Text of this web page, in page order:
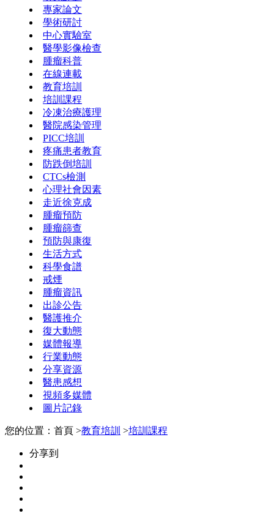
專家論文
學術研討
中心實驗室
醫學影像檢查
腫瘤科普
在線連載
教育培訓
培訓課程
冷凍治療護理
醫院感染管理
PICC培訓
疼痛患者教育
防跌倒培訓
CTCs檢測
心理社會因素
走近徐克成
腫瘤預防
腫瘤篩查
預防與康復
生活方式
科學食譜
戒煙
腫瘤資訊
出診公告
醫護推介
復大動態
媒體報導
行業動態
分享資源
醫患感想
視頻多媒體
圖片記錄
您的位置：首頁 >教育培訓 >培訓課程
分享到